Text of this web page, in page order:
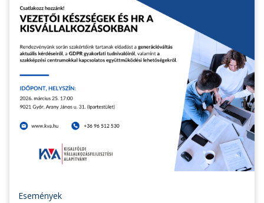
Események